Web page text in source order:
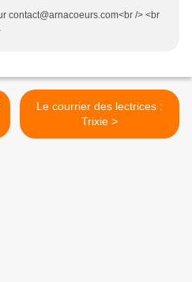
contact@arnacoeurs.com<br /> <br
Le courrier des lectrices :
Trixie >